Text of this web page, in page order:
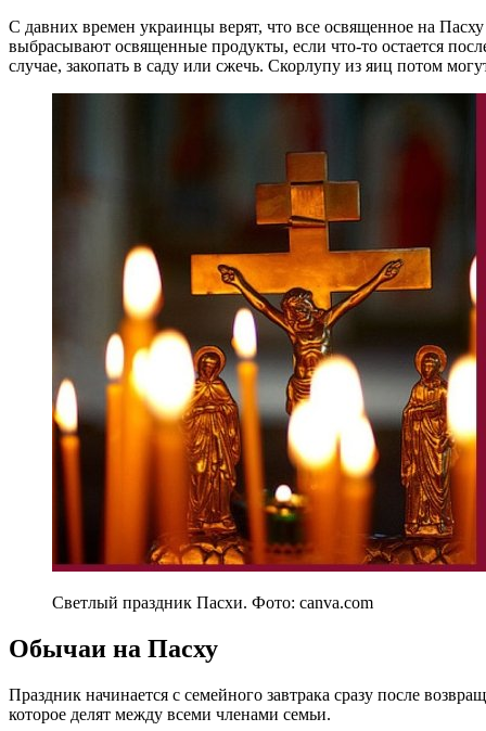
С давних времен украинцы верят, что все освященное на
выбрасывают освященные продукты, если что-то остается
случае, закопать в саду или сжечь. Скорлупу из яиц потом
Светлый праздник Пасхи. Фото: canva.com
Обычаи на Пасху
Праздник начинается с семейного завтрака сразу после
которое делят между всеми членами семьи.